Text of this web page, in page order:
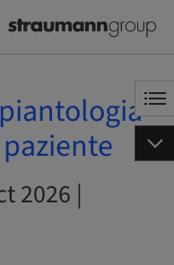
2026 |